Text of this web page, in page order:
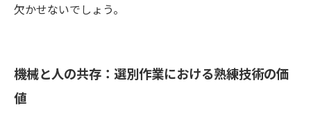
欠かせないでしょう。
機械と人の共存：選別作業における熟練技術の価
値